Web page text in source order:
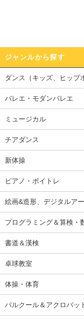
ジャンルから探す
ダンス（キッズ、ヒップ
バレエ・モダンバレエ
ミュージカル
チアダンス
新体操
ピアノ・ボイトレ
絵画&造形、デジタルア
プログラミング＆算検・
書道＆漢検
卓球教室
体操・体育
パルクール＆アクロバッ